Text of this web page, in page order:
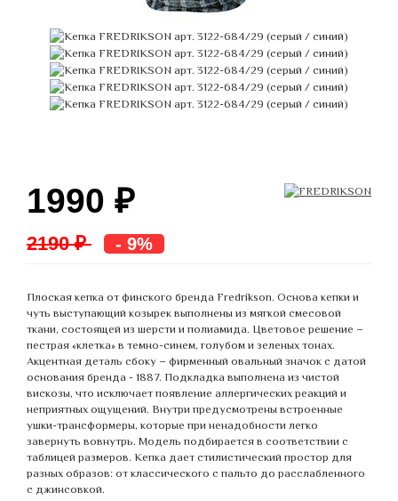
1990 ₽
2190 ₽ - 9%
Плоская кепка от финского бренда Fredrikson. Основа кепки и
чуть выступающий козырек выполнены из мягкой смесовой
ткани, состоящей из шерсти и полиамида. Цветовое решение –
пестрая «клетка» в темно-синем, голубом и зеленых тонах.
Акцентная деталь сбоку – фирменный овальный значок с датой
основания бренда - 1887. Подкладка выполнена из чистой
вискозы, что исключает появление аллергических реакций и
неприятных ощущений. Внутри предусмотрены встроенные
ушки-трансформеры, которые при ненадобности легко
завернуть вовнутрь. Модель подбирается в соответствии с
таблицей размеров. Кепка дает стилистический простор для
разных образов: от классического с пальто до расслабленного
с джинсовкой.